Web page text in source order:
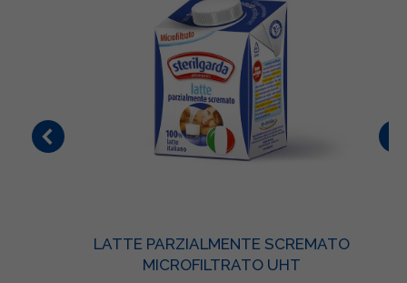
LATTE PARZIALMENTE SCREMATO
MICROFILTRATO UHT